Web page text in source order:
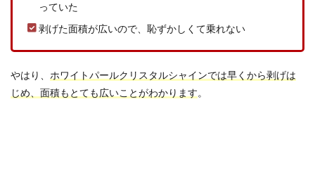
っていた
剥げた面積が広いので、恥ずかしくて乗れない
やはり、 ホワイトパールクリスタルシャインでは早くから剥げは
じめ、面積もとても広いことがわかります。